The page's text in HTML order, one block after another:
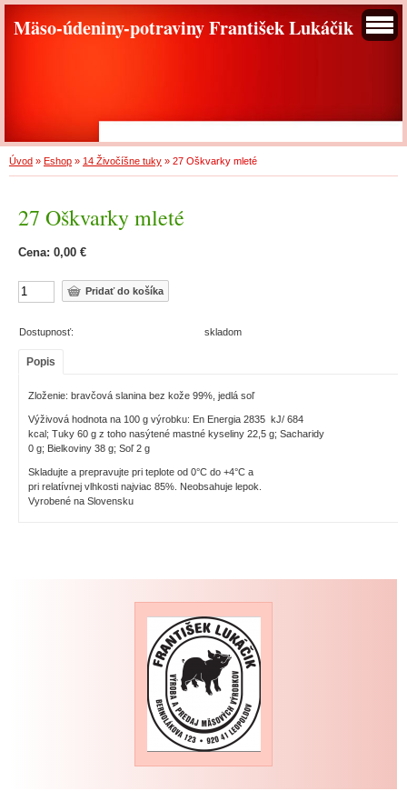
Mäso-údeniny-potraviny František Lukáčik
Úvod » Eshop » 14 Živočíšne tuky » 27 Oškvarky mleté
27 Oškvarky mleté
Cena: 0,00 €
Dostupnosť: skladom
Popis
Zloženie: bravčová slanina bez kože 99%, jedlá soľ
Výživová hodnota na 100 g výrobku: En Energia 2835 kJ/ 684
kcal; Tuky 60 g z toho nasýtené mastné kyseliny 22,5 g; Sacharidy
0 g; Bielkoviny 38 g; Soľ 2 g
Skladujte a prepravujte pri teplote od 0°C do +4°C a
pri relatívnej vlhkosti najviac 85%. Neobsahuje lepok.
Vyrobené na Slovensku